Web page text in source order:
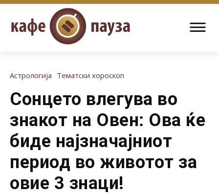
Астрологија Тематски хороскоп
Сонцето влегува во
знакот на Овен: Ова ќе
биде најзначајниот
период во животот за
овие 3 знаци!